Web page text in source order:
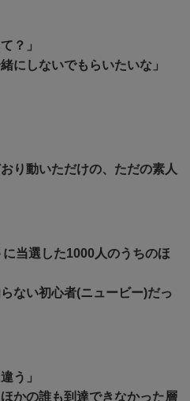
？」
にしないでもらいたいな」
り動いただけの、ただの素人
に当選した1000人のうちのほ
ない初心者(ニュービー)だっ
う」
ほかの誰も到達できなかった層